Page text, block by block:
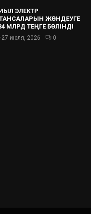
ЭЛЕКТР
ЖӨНДЕУГЕ
МЛРД ТЕҢГЕ БӨЛІНДІ
27 июля, 2026 0